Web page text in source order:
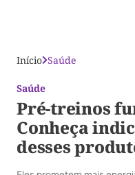
Início Saúde
Saúde
Pré-treinos
Conheça
desses